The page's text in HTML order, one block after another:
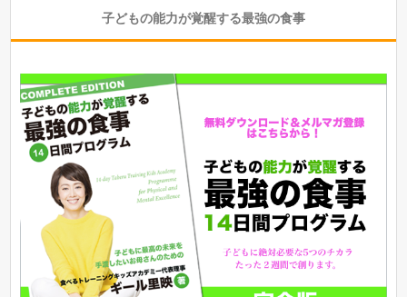
子どもの能力が覚醒する最強の食事